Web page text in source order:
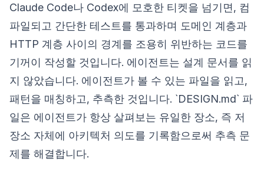
Claude Code나 Codex에 모호한 티켓을 넘기면, 컴
파일되고 간단한 테스트를 통과하며 도메인 계층과
HTTP 계층 사이의 경계를 조용히 위반하는 코드를
기꺼이 작성할 것입니다. 에이전트는 설계 문서를 읽
지 않았습니다. 에이전트가 볼 수 있는 파일을 읽고,
패턴을 매칭하고, 추측한 것입니다. `DESIGN.md` 파
일은 에이전트가 항상 살펴보는 유일한 장소, 즉 저
장소 자체에 아키텍처 의도를 기록함으로써 추측 문
제를 해결합니다.